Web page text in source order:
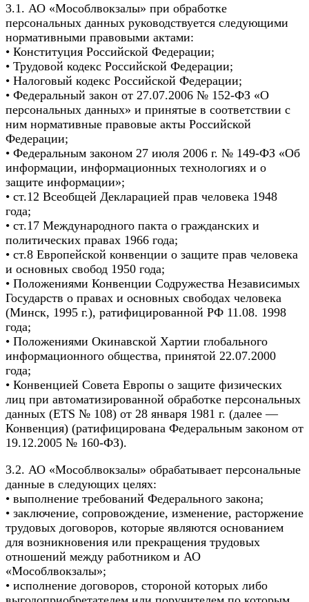
3.1. АО «Мособлвокзалы» при обработке
персональных данных руководствуется следующими
нормативными правовыми актами:
• Конституция Российской Федерации;
• Трудовой кодекс Российской Федерации;
• Налоговый кодекс Российской Федерации;
• Федеральный закон от 27.07.2006 № 152-ФЗ «О
персональных данных» и принятые в соответствии с
ним нормативные правовые акты Российской
Федерации;
• Федеральным законом 27 июля 2006 г. № 149-ФЗ «Об
информации, информационных технологиях и о
защите информации»;
• ст.12 Всеобщей Декларацией прав человека 1948
года;
• ст.17 Международного пакта о гражданских и
политических правах 1966 года;
• ст.8 Европейской конвенции о защите прав человека
и основных свобод 1950 года;
• Положениями Конвенции Содружества Независимых
Государств о правах и основных свободах человека
(Минск, 1995 г.), ратифицированной РФ 11.08. 1998
года;
• Положениями Окинавской Хартии глобального
информационного общества, принятой 22.07.2000
года;
• Конвенцией Совета Европы о защите физических
лиц при автоматизированной обработке персональных
данных (ETS № 108) от 28 января 1981 г. (далее —
Конвенция) (ратифицирована Федеральным законом от
19.12.2005 № 160-ФЗ).
3.2. АО «Мособлвокзалы» обрабатывает персональные
данные в следующих целях:
• выполнение требований Федерального закона;
• заключение, сопровождение, изменение, расторжение
трудовых договоров, которые являются основанием
для возникновения или прекращения трудовых
отношений между работником и АО
«Мособлвокзалы»;
• исполнение договоров, стороной которых либо